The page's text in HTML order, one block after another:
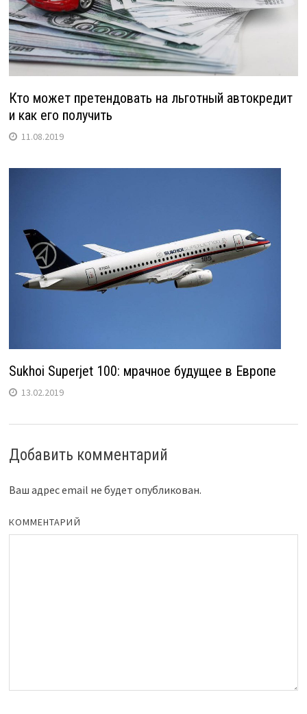
Кто может претендовать на льготный автокредит
и как его получить
11.08.2019
Sukhoi Superjet 100: мрачное будущее в Европе
13.02.2019
Добавить комментарий
Ваш адрес email не будет опубликован.
КОММЕНТАРИЙ